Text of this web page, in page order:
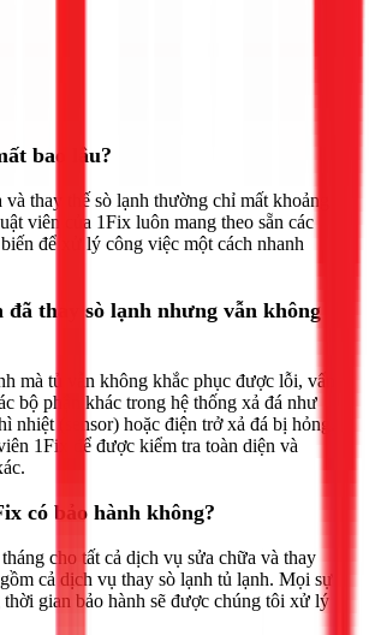
bao lâu?
thay thế sò lạnh thường chỉ mất khoảng
viên của 1Fix luôn mang theo sẵn các
để xử lý công việc một cách nhanh
đã thay sò lạnh nhưng vẫn không
mà tủ vẫn không khắc phục được lỗi, vấn
bộ phận khác trong hệ thống xả đá như
nhiệt (sensor) hoặc điện trở xả đá bị hỏng.
1Fix để được kiểm tra toàn diện và
có bảo hành không?
cho tất cả dịch vụ sửa chữa và thay
cả dịch vụ thay sò lạnh tủ lạnh. Mọi sự
gian bảo hành sẽ được chúng tôi xử lý